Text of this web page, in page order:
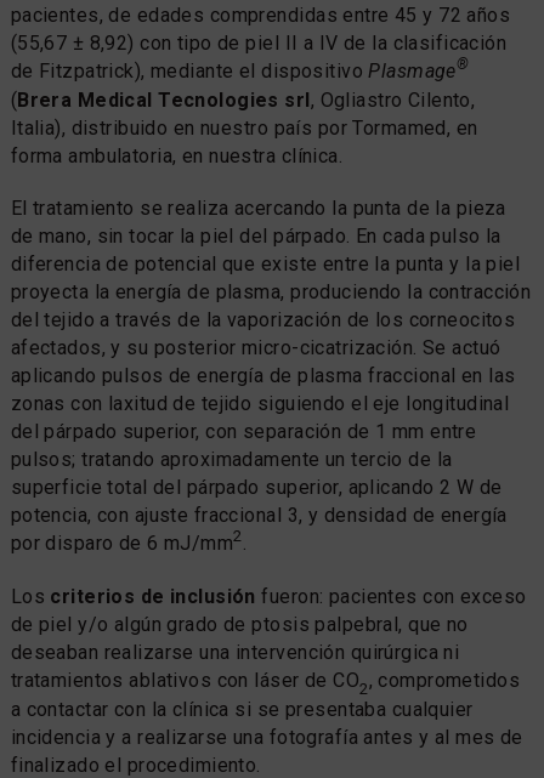
pacientes, de edades comprendidas entre 45 y 72 años
(55,67 ± 8,92) con tipo de piel II a IV de la clasificación
de Fitzpatrick), mediante el dispositivo Plasmage®
(Brera Medical Tecnologies srl, Ogliastro Cilento,
Italia), distribuido en nuestro país por Tormamed, en
forma ambulatoria, en nuestra clínica.
El tratamiento se realiza acercando la punta de la pieza
de mano, sin tocar la piel del párpado. En cada pulso la
diferencia de potencial que existe entre la punta y la piel
proyecta la energía de plasma, produciendo la contracción
del tejido a través de la vaporización de los corneocitos
afectados, y su posterior micro-cicatrización. Se actuó
aplicando pulsos de energía de plasma fraccional en las
zonas con laxitud de tejido siguiendo el eje longitudinal
del párpado superior, con separación de 1 mm entre
pulsos; tratando aproximadamente un tercio de la
superficie total del párpado superior, aplicando 2 W de
potencia, con ajuste fraccional 3, y densidad de energía
por disparo de 6 mJ/mm2
Los criterios de inclusión fueron: pacientes con exceso
de piel y/o algún grado de ptosis palpebral, que no
deseaban realizarse una intervención quirúrgica ni
tratamientos ablativos con láser de CO2 , comprometidos
a contactar con la clínica si se presentaba cualquier
incidencia y a realizarse una fotografía antes y al mes de
finalizado el procedimiento.